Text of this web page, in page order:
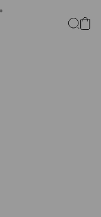
pieds
Ouvrir
Voir